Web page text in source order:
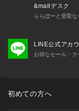
&mallデスク
ららぽーと受取
LINE公式アカ
お得なセール・
初めての方へ